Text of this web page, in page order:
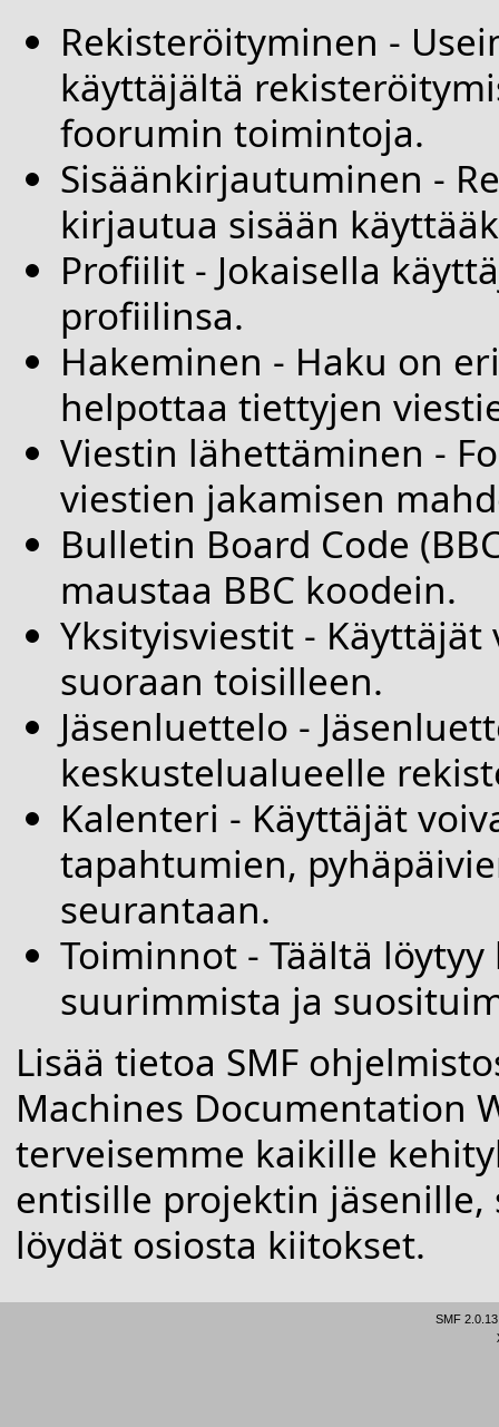
Rekisteröityminen -
käyttäjältä
foorumin toimintoja.
Sisäänkirjautuminen -
kirjautua sisään
Profiilit- Jokaisella
profiilinsa.
Hakeminen - Haku on
helpottaa tiettyjen
Viestin lähettäminen -
viestien jakamisen
Bulletin Board Code
maustaa BBC koodein.
Yksityisviestit- Käyttäjät
suoraan toisilleen.
Jäsenluettelo -
keskustelualueelle
Kalenteri - Käyttäjät
tapahtumien,
seurantaan.
Toiminnot- Täältä löytyy
suurimmista ja
Lisää tietoa SMF
Machines Documentation
terveisemme kaikille
entisille projektin
löydät osiosta kiitokset.
SMF 2.0.13